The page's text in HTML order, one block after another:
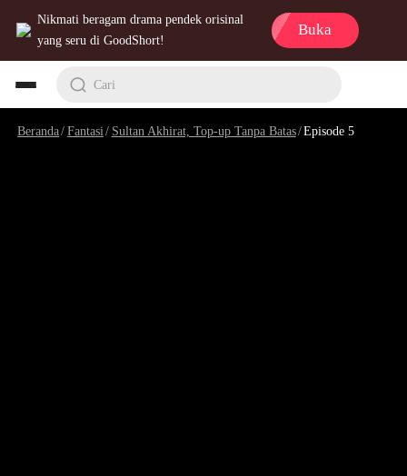
Nikmati beragam drama pendek orisinal
yang seru di GoodShort!
Buka
Cari
Beranda/Fantasi / Sultan Akhirat, Top-up Tanpa Batas/Episode 5